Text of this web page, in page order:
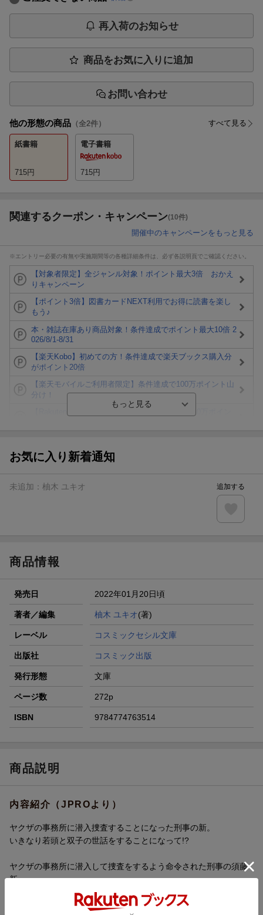
再入荷のお知らせ
商品をお気に入りに追加
お問い合わせ
他の形態の商品 （全2件） すべて見る
紙書籍
715円
電子書籍
715円
関連するクーポン・キャンペーン(10件)
開催中のキャンペーンをもっと見る
※エントリー必要の有無や実施期間等の各種詳細条件は、必ず各説明頁でご確認ください。
【対象者限定】全ジャンル対象！ポイント最大3倍 おかえ
りキャンペーン
【ポイント3倍】図書カードNEXT利用でお得に読書を楽し
もう♪
本・雑誌在庫あり商品対象！条件達成でポイント最大10倍 2
026/8/1-8/31
【楽天Kobo】初めての方！条件達成で楽天ブックス購入分
がポイント20倍
【楽天モバイルご利用者限定】条件達成で100万ポイント山
分け！
が当たる！
楽天モバイル紹介キャンペーンの拡散で300円OFFクーポン
条件達成で楽天限定・宝塚歌劇 宙組貸切公演ペアチケット
お気に入り新着通知
未追加： 柚木 ユキオ 追加する
商品情報
発売日 2022年01月20日頃
著者／編集 柚木 ユキオ(著)
レーベル コスミックセシル文庫
出版社 コスミック出版
発行形態 文庫
ページ数 272p
ISBN 9784774763514
商品説明
内容紹介（JPROより）
ヤクザの事務所に潜入捜査することになった刑事の新。
いきなり若頭と双子の世話をすることになって!?
ヤクザの事務所に潜入して捜査をするよう命令された刑事の須藤
新。
抵抗も虚しくしぶしぶ偽名をつかって組事務所で雑用をすること